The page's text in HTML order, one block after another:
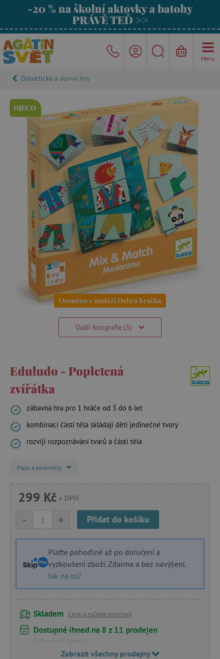
-20 % na školní aktovky a batohy
PRÁVĚ TEĎ >>
Menu
Didaktické a slovní hry
DJECO
Oceněno v soutěži Dobrá hračka
Další fotografie (3)
Eduludo - Popletená
zvířátka
zábavná hra pro 1 hráče od 3 do 6 let
kombinací částí těla skládají děti jedinečné tvory
rozvíjí rozpoznávání tvarů a částí těla
Popis a parametry
299 Kč s DPH
+
- Přidat do košíku
Plaťte pohodlně až po doručení a
vyzkoušení zboží. Zdarma a bez navýšení.
Jak na to?
Skladem Ceny a způsob doručení
Dostupné ihned na 8 z 11 prodejen
(vyzvednutí zdarma)
Zobrazit všechny prodejny